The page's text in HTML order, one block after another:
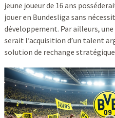
jeune joueur de 16 ans
jouer en Bundesliga sans
développement. Par ailleurs,
serait l’acquisition d’un talent
solution de rechange